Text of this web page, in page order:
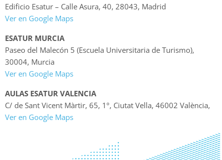
Edificio Esatur – Calle Asura, 40, 28043, Madrid
Ver en Google Maps
ESATUR MURCIA
Paseo del Malecón 5 (Escuela Universitaria de Turismo),
30004, Murcia
Ver en Google Maps
AULAS ESATUR VALENCIA
C/ de Sant Vicent Màrtir, 65, 1º, Ciutat Vella, 46002 València,
Ver en Google Maps